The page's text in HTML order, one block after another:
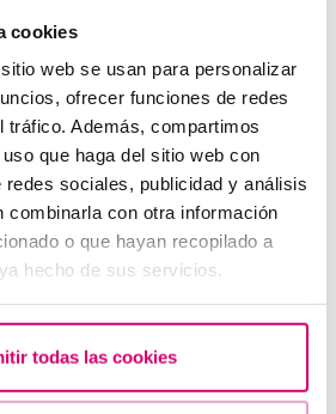
cookies
web se usan para personalizar
ofrecer funciones de redes
tráfico. Además, compartimos
que haga del sitio web con
sociales, publicidad y análisis
combinarla con otra información
o que hayan recopilado a
hecho de sus servicios.
todas las cookies
menstruació s'endarrereix amb un